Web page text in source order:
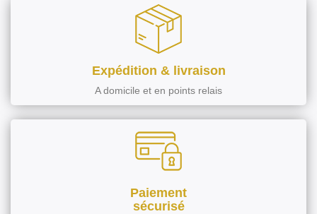
Expédition & livraison
A domicile et en points relais
Paiement
sécurisé